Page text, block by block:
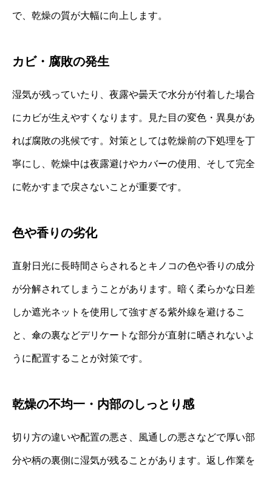
で、乾燥の質が大幅に向上します。
カビ・腐敗の発生
湿気が残っていたり、夜露や曇天で水分が付着した場合
にカビが生えやすくなります。見た目の変色・異臭があ
れば腐敗の兆候です。対策としては乾燥前の下処理を丁
寧にし、乾燥中は夜露避けやカバーの使用、そして完全
に乾かすまで戻さないことが重要です。
色や香りの劣化
直射日光に長時間さらされるとキノコの色や香りの成分
が分解されてしまうことがあります。暗く柔らかな日差
しか遮光ネットを使用して強すぎる紫外線を避けるこ
と、傘の裏などデリケートな部分が直射に晒されないよ
うに配置することが対策です。
乾燥の不均一・内部のしっとり感
切り方の違いや配置の悪さ、風通しの悪さなどで厚い部
分や柄の裏側に湿気が残ることがあります。返し作業を